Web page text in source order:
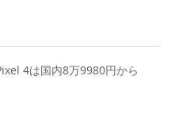
4は国内8万9980円から